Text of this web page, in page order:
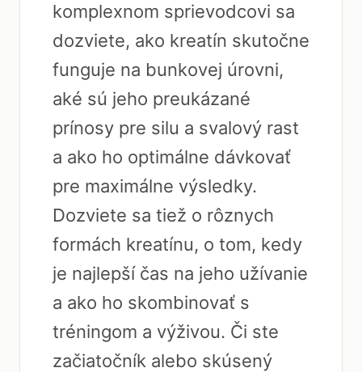
komplexnom sprievodcovi sa
dozviete, ako kreatín skutočne
funguje na bunkovej úrovni,
aké sú jeho preukázané
prínosy pre silu a svalový rast
a ako ho optimálne dávkovať
pre maximálne výsledky.
Dozviete sa tiež o rôznych
formách kreatínu, o tom, kedy
je najlepší čas na jeho užívanie
a ako ho skombinovať s
tréningom a výživou. Či ste
začiatočník alebo skúsený